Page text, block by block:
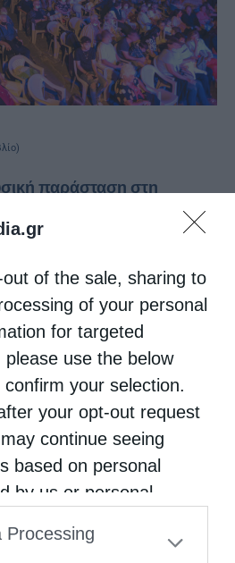
of the sale, sharing to
of your personal
for targeted
use the below
your selection.
your opt-out request
continue seeing
based on personal
by us or personal
may separately opt-out
Processing
παράσταση στη
2021
χώρο του Ιερού
της Θεοτόκου στη
επιτυχία,
η μεγαλειώδης Μουσική
Βυζάντιο στο
διοργάνωσε το Βυζαντινό
με …